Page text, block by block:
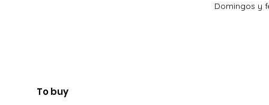
To buy
Domingos y